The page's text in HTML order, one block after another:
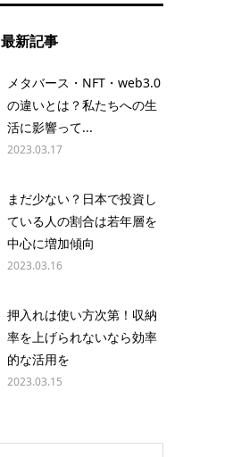
最新記事
メタバース・NFT・web3.0
の違いとは？私たちへの生
活に影響って...
2023.03.17
まだ少ない？日本で投資し
ている人の割合は若年層を
中心に増加傾向
2023.03.16
押入れは使い方次第！収納
率を上げられないなら効率
的な活用を
2023.03.15